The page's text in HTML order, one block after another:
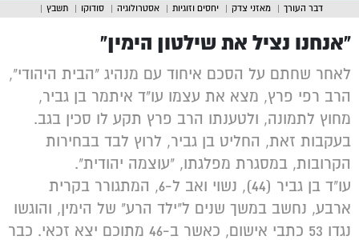
דבר העורך מאזני צדק יחסים וזוגיות אסטרולוגיה סודוקו תשבץ
“אנחנו נציל את שילטון הימין”
לאחר שחתם על הסכם איחוד עם מנהיג "הבית היהודי",
הרב רפי פרץ, מצא את עצמו עו"ד איתמר בן גביר,
מחוץ לתמונה, ולטענתו הרב פרץ תקע לו סכין בגב.
בעקבות זאת, החליט בן גביר, לרוץ לבד בבחירות
הקרובות, במסגרת מפלגתו, "עוצמה יהודית".
עו"ד בן גביר (44), נשוי ואב ל-6, המתגורר בקרית
ארבע, נחשב במשך שנים ל"ילד הרע" של הימין, והוגשו
נגדו 53 כתבי אישום, כאשר ב-46 מתוכם יצא זכאי. כבר